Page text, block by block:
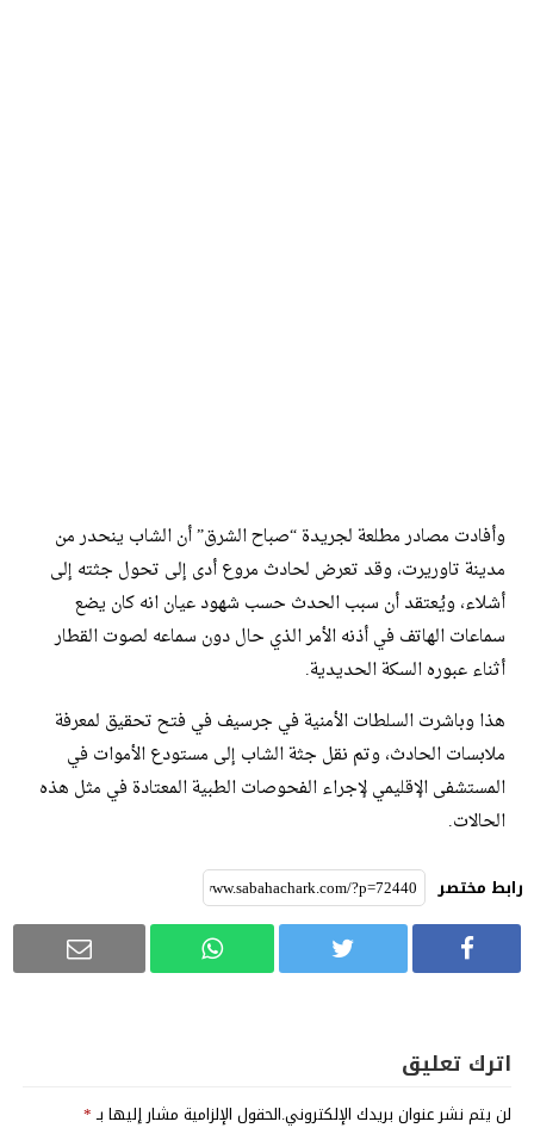
وأفادت مصادر مطلعة لجريدة “صباح الشرق” أن الشاب ينحدر من
مدينة تاوريرت، وقد تعرض لحادث مروع أدى إلى تحول جثته إلى
أشلاء، ويُعتقد أن سبب الحدث حسب شهود عيان انه كان يضع
سماعات الهاتف في أذنه الأمر الذي حال دون سماعه لصوت القطار
أثناء عبوره السكة الحديدية.
هذا وباشرت السلطات الأمنية في جرسيف في فتح تحقيق لمعرفة
ملابسات الحادث، وتم نقل جثة الشاب إلى مستودع الأموات في
المستشفى الإقليمي لإجراء الفحوصات الطبية المعتادة في مثل هذه
الحالات.
رابط مختصر
اترك تعليق
لن يتم نشر عنوان بريدك الإلكتروني.الحقول الإلزامية مشار إليها بـ*